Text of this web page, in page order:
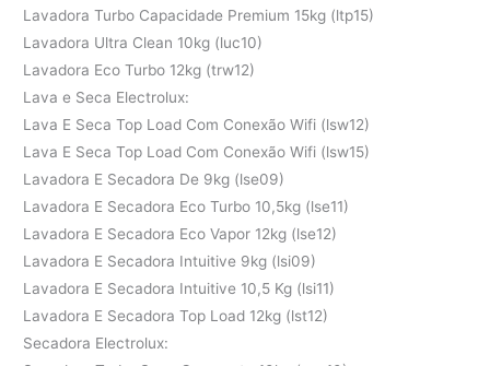
Lavadora Turbo Capacidade Premium 15kg (ltp15)
Lavadora Ultra Clean 10kg (luc10)
Lavadora Eco Turbo 12kg (trw12)
Lava e Seca Electrolux:
Lava E Seca Top Load Com Conexão Wifi (lsw12)
Lava E Seca Top Load Com Conexão Wifi (lsw15)
Lavadora E Secadora De 9kg (lse09)
Lavadora E Secadora Eco Turbo 10,5kg (lse11)
Lavadora E Secadora Eco Vapor 12kg (lse12)
Lavadora E Secadora Intuitive 9kg (lsi09)
Lavadora E Secadora Intuitive 10,5 Kg (lsi11)
Lavadora E Secadora Top Load 12kg (lst12)
Secadora Electrolux: